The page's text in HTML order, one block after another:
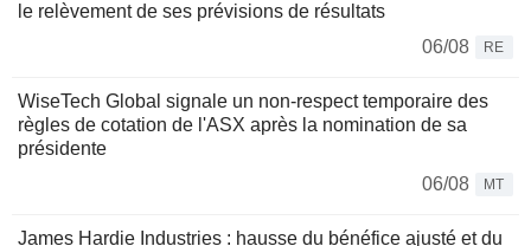
le relèvement de ses prévisions de résultats
06/08
RE
WiseTech Global signale un non-respect temporaire des
règles de cotation de l'ASX après la nomination de sa
présidente
06/08
MT
James Hardie Industries : hausse du bénéfice ajusté et du